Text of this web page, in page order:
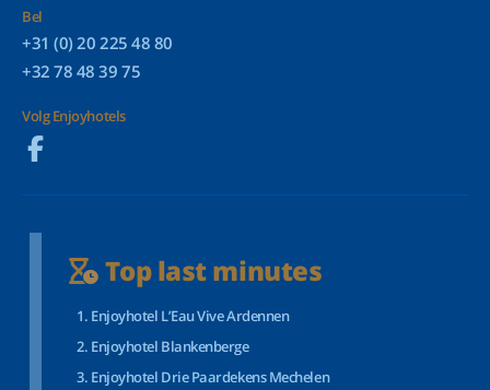
Bel
+31 (0) 20 225 48 80
+32 78 48 39 75
Volg Enjoyhotels
Top last minutes
Enjoyhotel L’Eau Vive Ardennen
Enjoyhotel Blankenberge
Enjoyhotel Drie Paardekens Mechelen